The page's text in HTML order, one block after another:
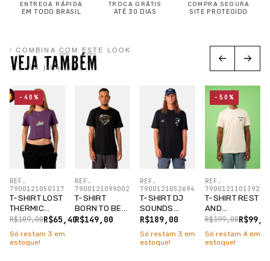
ENTREGA RÁPIDA
EM TODO BRASIL
TROCA GRÁTIS
ATÉ 30 DIAS
COMPRA SEGURA
SITE PROTEGIDO
/ COMBINA COM ESTE LOOK
VEJA TAMBÉM
T-SHIRT LOST
THERMIC
CROPPEDR$65,40
R$109,00
REF.
7900121050317
-40%
Só restam 3 em
estoque!
T-SHIRT
BORN TO BE
LOST PRETO
R$149,00
REF.
7900121099002
T-SHIRT DJ
SOUNDS
PRETO
R$189,00
REF.
7900121052694
Só restam 3 em
estoque!
T-SHIRT REST
AND
RICKLAXATION
R$199,00
REF.
7900121101392
-50%
Só restam 4 em
estoque!